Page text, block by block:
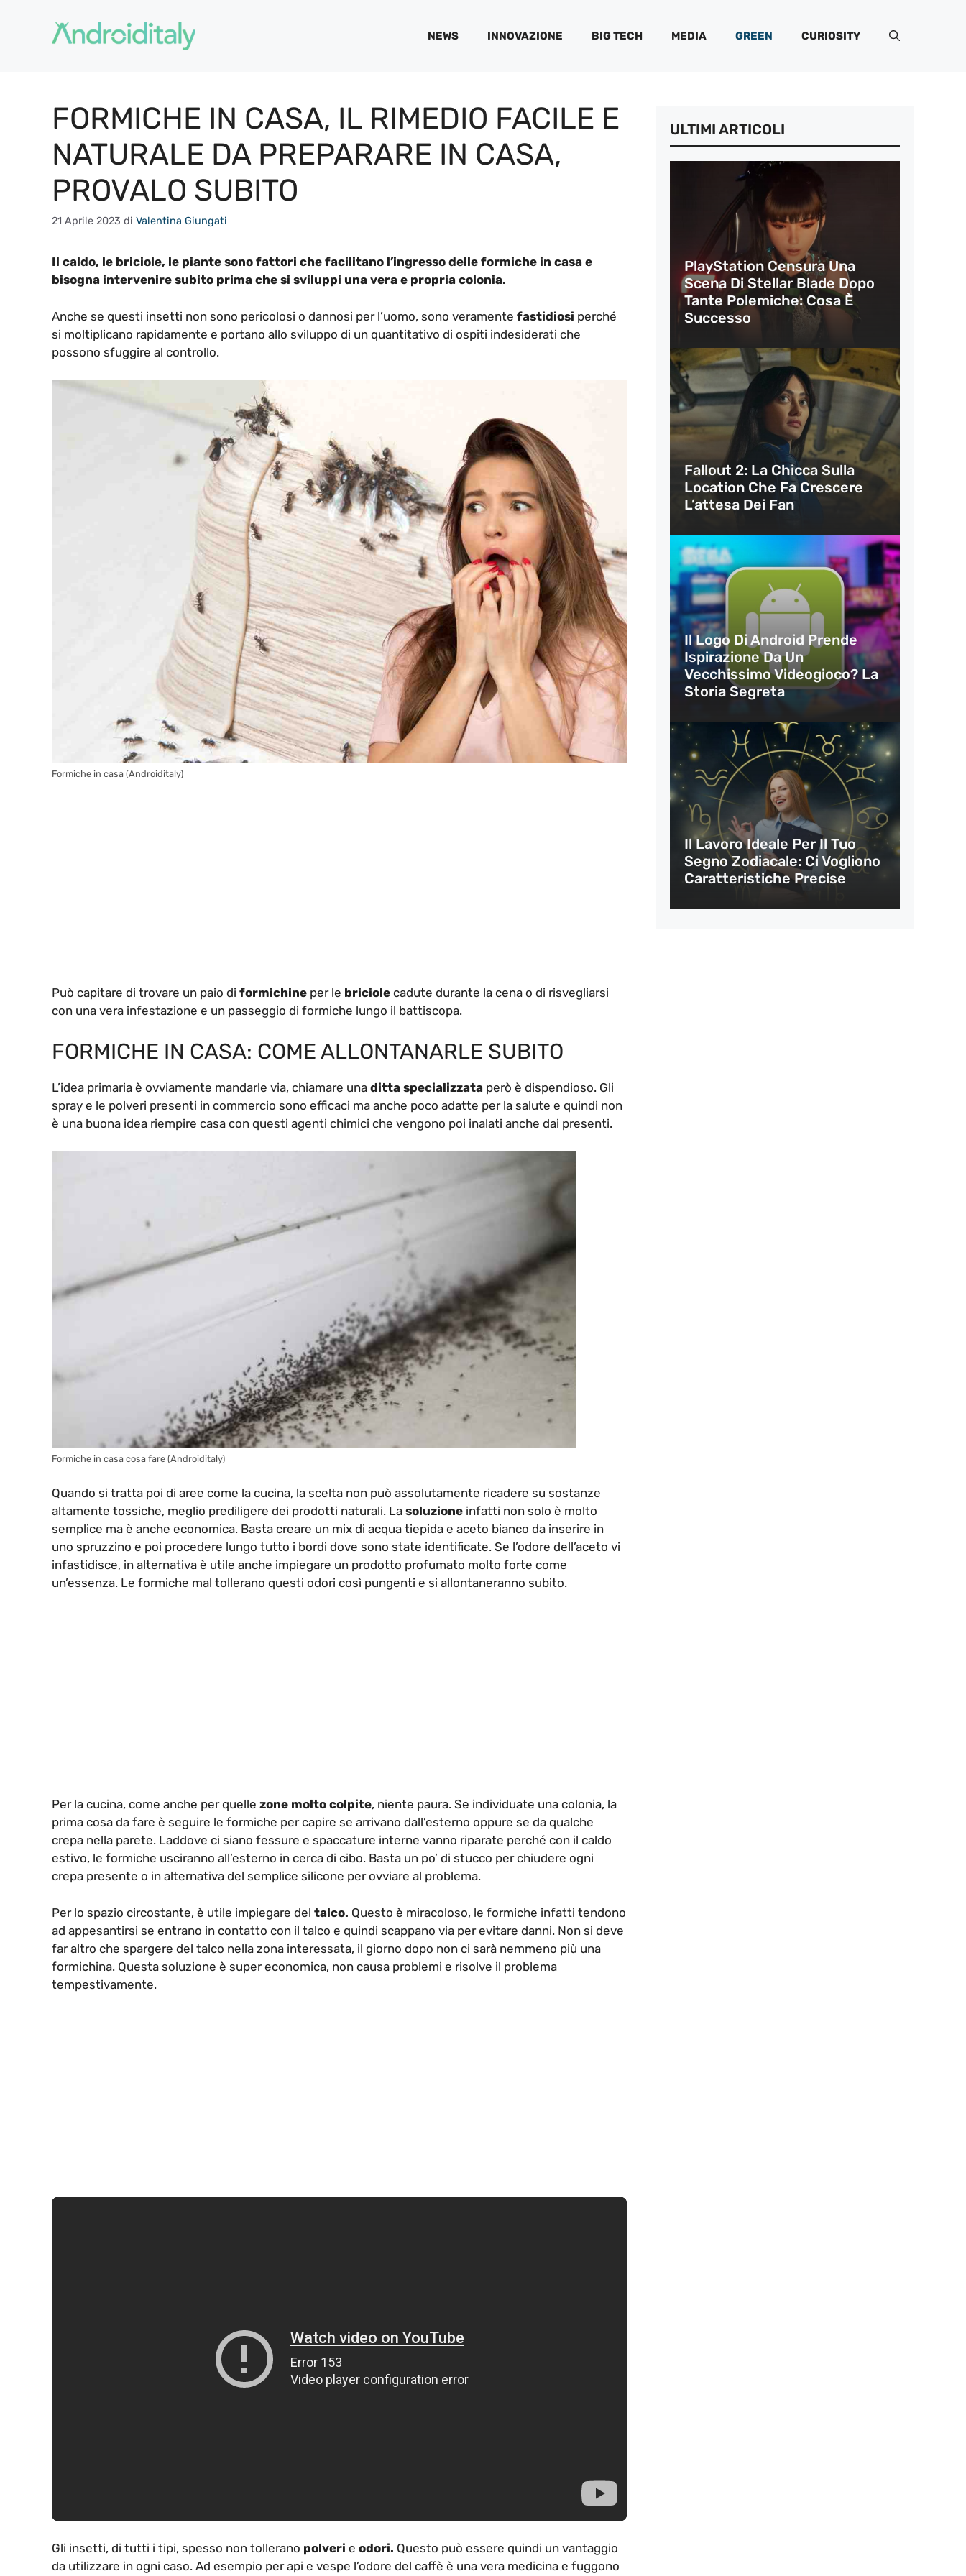
contenuto
NEWS INNOVAZIONE BIG TECH MEDIA GREEN CURIOSITY
FORMICHE IN CASA, IL RIMEDIO FACILE E
NATURALE DA PREPARARE IN CASA,
PROVALO SUBITO
21 Aprile 2023 di Valentina Giungati
Il caldo, le briciole, le piante sono fattori che facilitano l’ingresso delle formiche in casa e
bisogna intervenire subito prima che si sviluppi una vera e propria colonia.
Anche se questi insetti non sono pericolosi o dannosi per l’uomo, sono veramente fastidiosi perché
si moltiplicano rapidamente e portano allo sviluppo di un quantitativo di ospiti indesiderati che
possono sfuggire al controllo.
Formiche in casa (Androiditaly)
Può capitare di trovare un paio di formichine per le briciole cadute durante la cena o di risvegliarsi
con una vera infestazione e un passeggio di formiche lungo il battiscopa.
FORMICHE IN CASA: COME ALLONTANARLE SUBITO
L’idea primaria è ovviamente mandarle via, chiamare una ditta specializzata però è dispendioso. Gli
spray e le polveri presenti in commercio sono efficaci ma anche poco adatte per la salute e quindi non
è una buona idea riempire casa con questi agenti chimici che vengono poi inalati anche dai presenti.
Formiche in casa cosa fare (Androiditaly)
Quando si tratta poi di aree come la cucina, la scelta non può assolutamente ricadere su sostanze
altamente tossiche, meglio prediligere dei prodotti naturali. La soluzione infatti non solo è molto
semplice ma è anche economica. Basta creare un mix di acqua tiepida e aceto bianco da inserire in
uno spruzzino e poi procedere lungo tutto i bordi dove sono state identificate. Se l’odore dell’aceto vi
infastidisce, in alternativa è utile anche impiegare un prodotto profumato molto forte come
un’essenza. Le formiche mal tollerano questi odori così pungenti e si allontaneranno subito.
Per la cucina, come anche per quelle zone molto colpite, niente paura. Se individuate una colonia, la
prima cosa da fare è seguire le formiche per capire se arrivano dall’esterno oppure se da qualche
crepa nella parete. Laddove ci siano fessure e spaccature interne vanno riparate perché con il caldo
estivo, le formiche usciranno all’esterno in cerca di cibo. Basta un po’ di stucco per chiudere ogni
crepa presente o in alternativa del semplice silicone per ovviare al problema.
Per lo spazio circostante, è utile impiegare del talco. Questo è miracoloso, le formiche infatti tendono
ad appesantirsi se entrano in contatto con il talco e quindi scappano via per evitare danni. Non si deve
far altro che spargere del talco nella zona interessata, il giorno dopo non ci sarà nemmeno più una
formichina. Questa soluzione è super economica, non causa problemi e risolve il problema
tempestivamente.
Gli insetti, di tutti i tipi, spesso non tollerano polveri e odori. Questo può essere quindi un vantaggio
da utilizzare in ogni caso. Ad esempio per api e vespe l’odore del caffè è una vera medicina e fuggono
ULTIMI ARTICOLI
PlayStation Censura Una
Scena Di Stellar Blade Dopo
Tante Polemiche: Cosa È
Successo
Fallout 2: La Chicca Sulla
Location Che Fa Crescere
L’attesa Dei Fan
Il Logo Di Android Prende
Ispirazione Da Un
Vecchissimo Videogioco? La
Storia Segreta
Il Lavoro Ideale Per Il Tuo
Segno Zodiacale: Ci Vogliono
Caratteristiche Precise